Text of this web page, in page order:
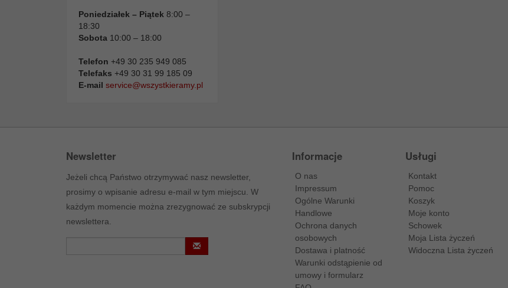
Poniedziałek – Piątek 8:00 –
18:30
Sobota 10:00 – 18:00
Telefon +49 30 235 949 085
Telefaks +49 30 31 99 185 09
E-mail service@wszystkieramy.pl
Newsletter
Jeżeli chcą Państwo otrzymywać nasz newsletter,
prosimy o wpisanie adresu e-mail w tym miejscu. W
każdym momencie można zrezygnować ze subskrypcji
newslettera.
Informacje
O nas
Impressum
Ogólne Warunki
Handlowe
Ochrona danych
osobowych
Dostawa i platność
Warunki odstąpienie od
umowy i formularz
Usługi
Kontakt
Pomoc
Koszyk
Moje konto
Schowek
Moja Lista życzeń
Widoczna Lista życzeń